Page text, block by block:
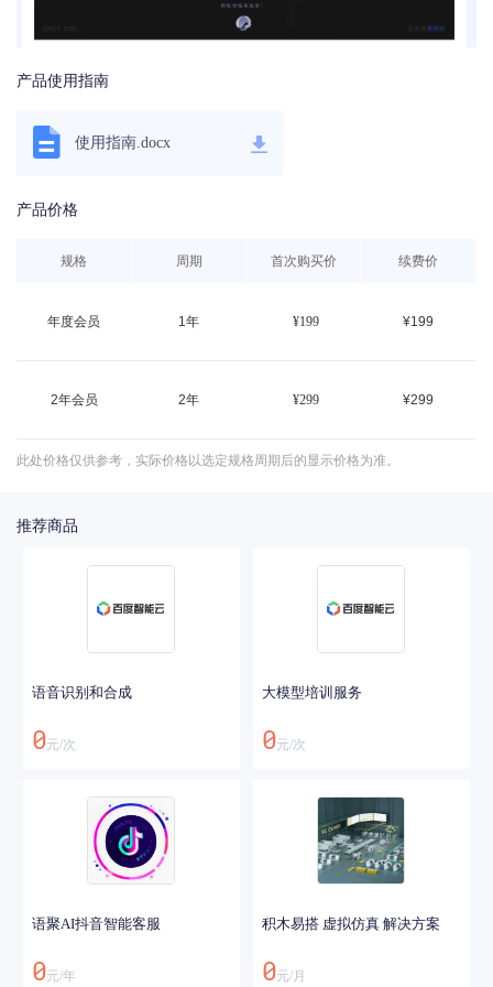
产品使用指南
使用指南.docx
产品价格
规格 周期 首次购买价 续费价
年度会员 1年 ¥199 ¥199
2年会员 2年 ¥299 ¥299
此处价格仅供参考，实际价格以选定规格周期后的显示价格为准。
推荐商品
语音识别和合成
0元/次
大模型培训服务
0元/次
语聚AI抖音智能客服
0元/年
积木易搭 虚拟仿真 解决方案
0元/月